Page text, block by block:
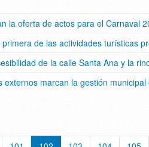
la oferta de actos para el Carnaval
de las actividades turísticas
de la calle Santa Ana y la
marcan la gestión